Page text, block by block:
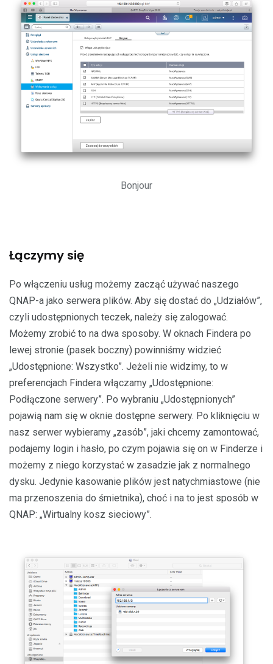
Bonjour
Łączymy się
Po włączeniu usług możemy zacząć używać naszego
QNAP-a jako serwera plików. Aby się dostać do „Udziałów”,
czyli udostępnionych teczek, należy się zalogować.
Możemy zrobić to na dwa sposoby. W oknach Findera po
lewej stronie (pasek boczny) powinniśmy widzieć
„Udostępnione: Wszystko”. Jeżeli nie widzimy, to w
preferencjach Findera włączamy „Udostępnione:
Podłączone serwery”. Po wybraniu „Udostępnionych”
pojawią nam się w oknie dostępne serwery. Po kliknięciu w
nasz serwer wybieramy „zasób”, jaki chcemy zamontować,
podajemy login i hasło, po czym pojawia się on w Finderze i
możemy z niego korzystać w zasadzie jak z normalnego
dysku. Jedynie kasowanie plików jest natychmiastowe (nie
ma przenoszenia do śmietnika), choć i na to jest sposób w
QNAP: „Wirtualny kosz sieciowy”.